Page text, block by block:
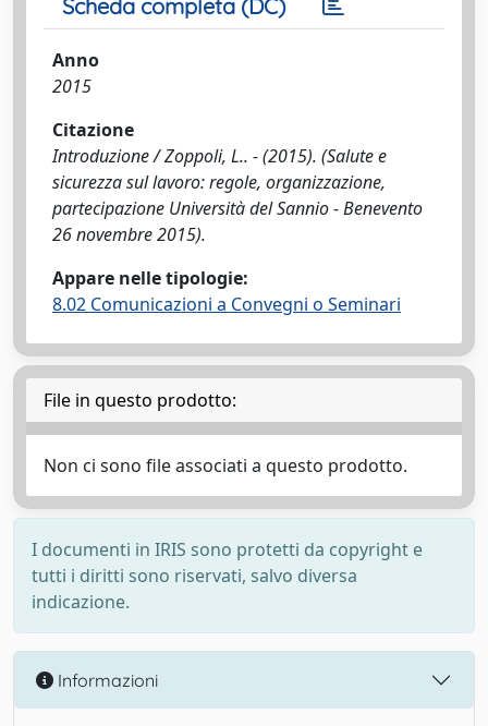
Scheda completa (DC)
Anno
2015
Citazione
Introduzione / Zoppoli, L.. - (2015). (Salute e
sicurezza sul lavoro: regole, organizzazione,
partecipazione Università del Sannio - Benevento
26 novembre 2015).
Appare nelle tipologie:
8.02 Comunicazioni a Convegni o Seminari
File in questo prodotto:
Non ci sono file associati a questo prodotto.
I documenti in IRIS sono protetti da copyright e
tutti i diritti sono riservati, salvo diversa
indicazione.
Informazioni